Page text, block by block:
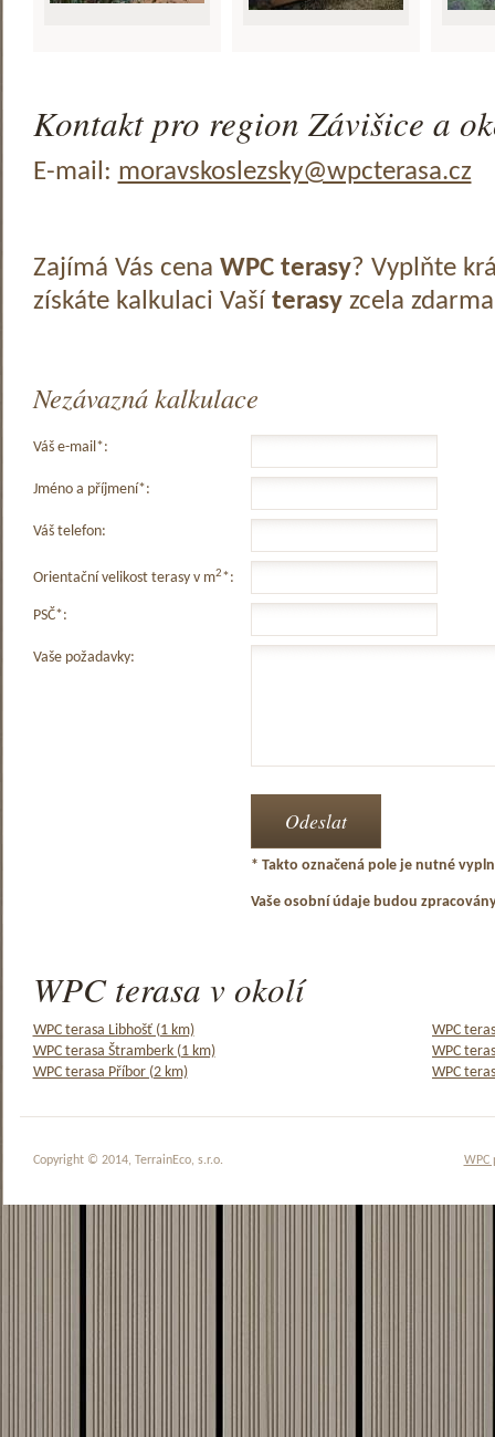
Kontakt pro region Závišice a
E-mail: moravskoslezsky@wpcterasa.cz
Zajímá Vás cena WPC terasy? Vyplňte
získáte kalkulaci Vaší terasyzcela
Nezávazná kalkulace
Váš e-mail*:
Jméno a příjmení*:
Váš telefon:
Orientační velikost terasy v m2*:
PSČ*:
Vaše požadavky:
* Takto označená pole je nutné
Vaše osobní údaje budou
WPC terasa v okolí
WPC terasa Libhošť (1 km)
WPC
WPC terasa Štramberk (1 km)
WPC
WPC terasa Příbor (2 km)
WPC
WPC
Copyright © 2014, TerrainEco, s.r.o.